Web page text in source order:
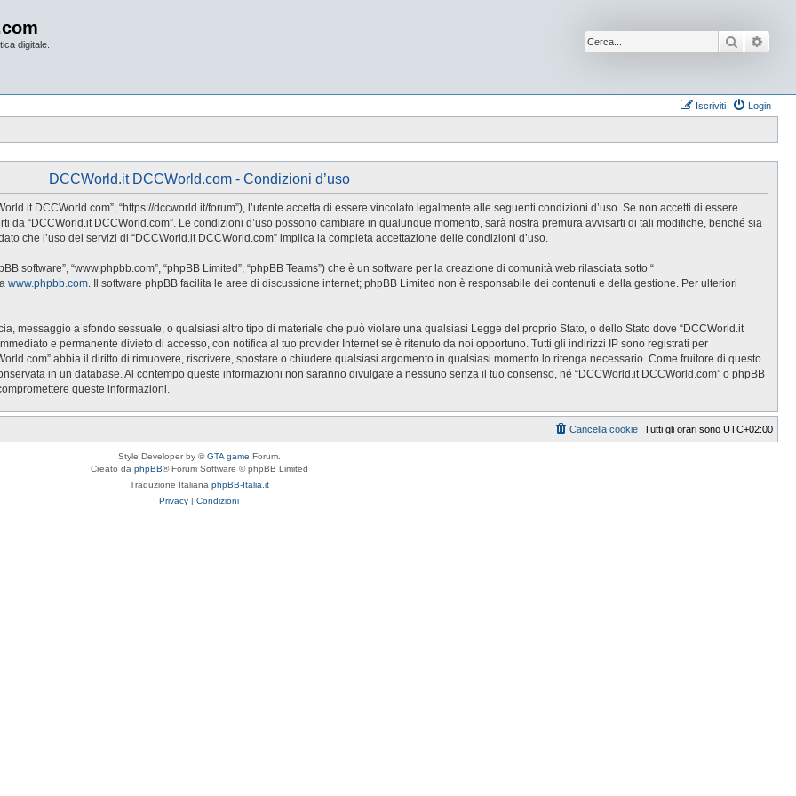
digitale. Cerca
Login
Iscriviti
DCCWorld.it DCCWorld.com - Condizioni d’uso
DCCWorld.com”, “https://dccworld.it/forum”), l’utente accetta di essere vincolato legalmente alle seguenti condizioni d’uso. Se non accetti di essere
da “DCCWorld.it DCCWorld.com”. Le condizioni d’uso possono cambiare in qualunque momento, sarà nostra premura avvisarti di tali modifiche, benché sia
che l’uso dei servizi di “DCCWorld.it DCCWorld.com” implica la completa accettazione delle condizioni d’uso.
software”, “www.phpbb.com”, “phpBB Limited”, “phpBB Teams”) che è un software per la creazione di comunità web rilasciata sotto “
www.phpbb.com. Il software phpBB facilita le aree di discussione internet; phpBB Limited non è responsabile dei contenuti e della gestione. Per ulteriori
messaggio a sfondo sessuale, o qualsiasi altro tipo di materiale che può violare una qualsiasi Legge del proprio Stato, o dello Stato dove “DCCWorld.it
e permanente divieto di accesso, con notifica al tuo provider Internet se è ritenuto da noi opportuno. Tutti gli indirizzi IP sono registrati per
abbia il diritto di rimuovere, riscrivere, spostare o chiudere qualsiasi argomento in qualsiasi momento lo ritenga necessario. Come fruitore di questo
in un database. Al contempo queste informazioni non saranno divulgate a nessuno senza il tuo consenso, né “DCCWorld.it DCCWorld.com” o phpBB
queste informazioni.
Tutti gli orari sono UTC+02:00
Cancella cookie
Style Developer by ©GTA game Forum.
Creato da phpBB® Forum Software © phpBB Limited
Traduzione Italiana phpBB-Italia.it
Privacy | Condizioni